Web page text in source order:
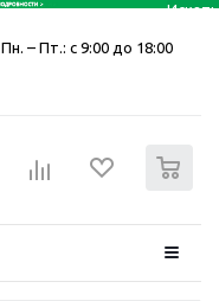
Пн. – Пт.: с 9:00 до 18:00